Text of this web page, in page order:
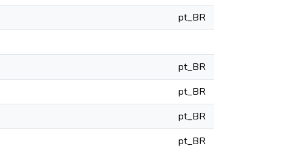
pt_BR
pt_BR
pt_BR
pt_BR
pt_BR